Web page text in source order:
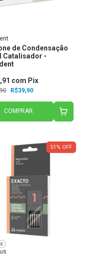
de Condensação
Catalisador -
R$39,90
com Pix
COMPRAR
51 % OFF